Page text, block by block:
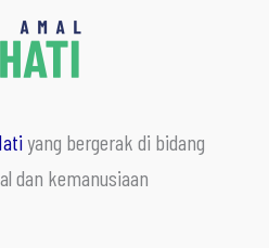
yang bergerak di bidang
dan kemanusiaan